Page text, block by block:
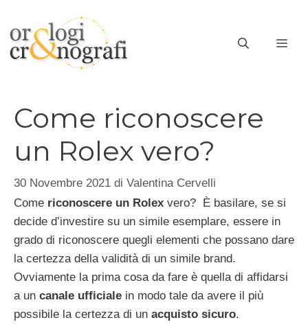
contenuto
Come riconoscere
un Rolex vero?
30 Novembre 2021 di Valentina Cervelli
Come riconoscere un Rolex vero? È basilare, se si
decide d’investire su un simile esemplare, essere in
grado di riconoscere quegli elementi che possano dare
la certezza della validità di un simile brand.
Ovviamente la prima cosa da fare è quella di affidarsi
a un canale ufficiale in modo tale da avere il più
possibile la certezza di un acquisto sicuro.